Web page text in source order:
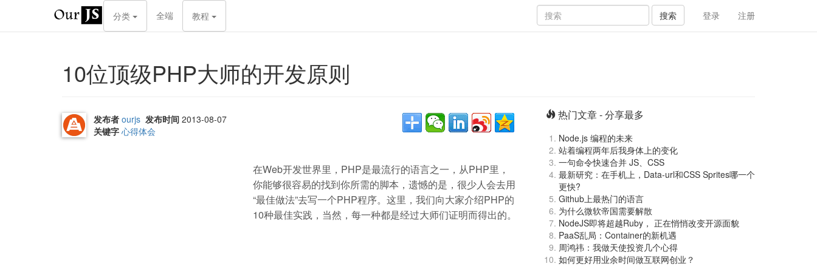
登录 注册
搜索
分类 全端 教程
10位顶级PHP大师的开发原则
发布者 ourjs 发布时间 2013-08-07
关键字 心得体会
在Web开发世界里，PHP是最流行的语言之一，从PHP里，
你能够很容易的找到你所需的脚本，遗憾的是，很少人会去用
“最佳做法”去写一个PHP程序。这里，我们向大家介绍PHP的
10种最佳实践，当然，每一种都是经过大师们证明而得出的。
热门文章 - 分享最多
Node.js 编程的未来
站着编程两年后我身体上的变化
一句命令快速合并 JS、CSS
最新研究：在手机上，Data-url和CSS Sprites哪一个
更快?
Github上最热门的语言
为什么微软帝国需要解散
NodeJS即将超越Ruby， 正在悄悄改变开源面貌
PaaS乱局：Container的新机遇
周鸿祎：我做天使投资几个心得
如何更好用业余时间做互联网创业？